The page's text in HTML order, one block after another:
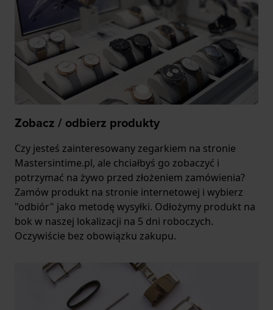
Zobacz / odbierz produkty
Czy jesteś zainteresowany zegarkiem na stronie
Mastersintime.pl, ale chciałbyś go zobaczyć i
potrzymać na żywo przed złożeniem zamówienia?
Zamów produkt na stronie internetowej i wybierz
"odbiór" jako metodę wysyłki. Odłożymy produkt na
bok w naszej lokalizacji na 5 dni roboczych.
Oczywiście bez obowiązku zakupu.